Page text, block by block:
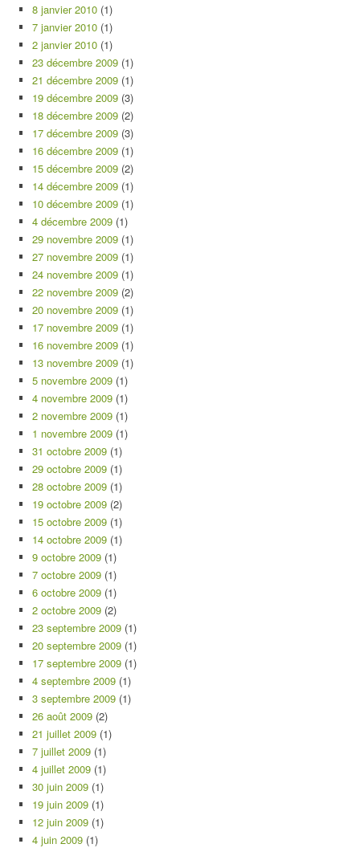
8 janvier 2010 (1)
7 janvier 2010 (1)
2 janvier 2010 (1)
23 décembre 2009 (1)
21 décembre 2009 (1)
19 décembre 2009 (3)
18 décembre 2009 (2)
17 décembre 2009 (3)
16 décembre 2009 (1)
15 décembre 2009 (2)
14 décembre 2009 (1)
10 décembre 2009 (1)
4 décembre 2009 (1)
29 novembre 2009 (1)
27 novembre 2009 (1)
24 novembre 2009 (1)
22 novembre 2009 (2)
20 novembre 2009 (1)
17 novembre 2009 (1)
16 novembre 2009 (1)
13 novembre 2009 (1)
5 novembre 2009 (1)
4 novembre 2009 (1)
2 novembre 2009 (1)
1 novembre 2009 (1)
31 octobre 2009 (1)
29 octobre 2009 (1)
28 octobre 2009 (1)
19 octobre 2009 (2)
15 octobre 2009 (1)
14 octobre 2009 (1)
9 octobre 2009 (1)
7 octobre 2009 (1)
6 octobre 2009 (1)
2 octobre 2009 (2)
23 septembre 2009 (1)
20 septembre 2009 (1)
17 septembre 2009 (1)
4 septembre 2009 (1)
3 septembre 2009 (1)
26 août 2009 (2)
21 juillet 2009 (1)
7 juillet 2009 (1)
4 juillet 2009 (1)
30 juin 2009 (1)
19 juin 2009 (1)
12 juin 2009 (1)
4 juin 2009 (1)